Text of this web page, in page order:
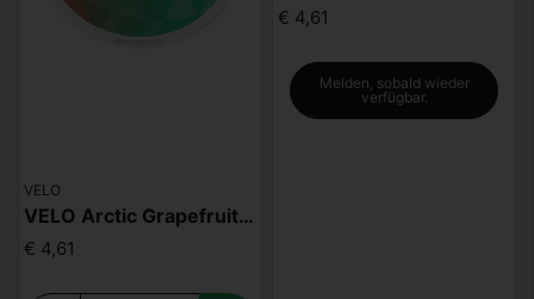
VELO
VELO Arctic Grapefruit Normal
€ 4,61
€ 4,61
Melden, sobald wieder
verfügbar.